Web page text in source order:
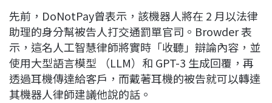
先前，DoNotPay曾表示，該機器人將在 2 月以法律
助理的身分幫被告人打交通罰單官司。Browder 表
示，這名人工智慧律師將實時「收聽」辯論內容，並
使用大型語言模型 （LLM）和 GPT-3 生成回覆，再
透過耳機傳達給客戶，而戴著耳機的被告就可以轉達
其機器人律師建議他說的話。